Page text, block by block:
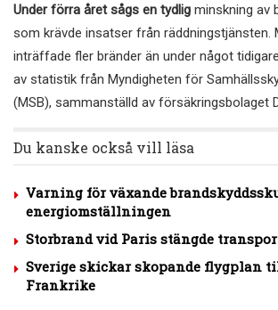
Under förra året sågs en tydlig minskning av
som krävde insatser från räddningstjänsten.
inträffade fler bränder än under något
av statistik från Myndigheten för
(MSB), sammanställd av försäkringsbolaget
Du kanske också vill läsa
Varning för växande
energiomställningen
Storbrand vid Paris stängde
Sverige skickar skopande flygplan
Frankrike